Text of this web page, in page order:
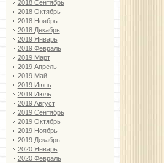
2018 Сентябрь
2018 Октябрь
2018 Ноябрь
2018 Декабрь
2019 Январь
2019 Февраль
2019 Март
2019 Апрель
2019 Май
2019 Июнь
2019 Июль
2019 Август
2019 Сентябрь
2019 Октябрь
2019 Ноябрь
2019 Декабрь
2020 Январь
2020 Февраль